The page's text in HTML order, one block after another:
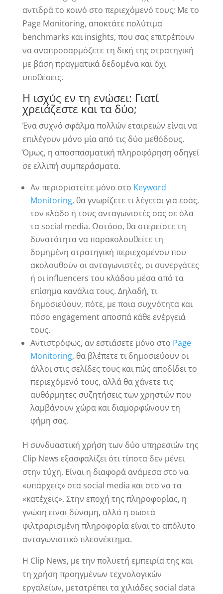
αντιδρά το κοινό στο περιεχόμενό τους; Με το
Page Monitoring, αποκτάτε πολύτιμα
benchmarks και insights, που σας επιτρέπουν
να αναπροσαρμόζετε τη δική της στρατηγική
με βάση πραγματικά δεδομένα και όχι
υποθέσεις.
Η ισχύς εν τη ενώσει: Γιατί
χρειάζεστε και τα δύο;
Ένα συχνό σφάλμα πολλών εταιρειών είναι να
επιλέγουν μόνο μία από τις δύο μεθόδους.
Όμως, η αποσπασματική πληροφόρηση οδηγεί
σε ελλιπή συμπεράσματα.
Αν περιοριστείτε μόνο στο Keyword
Monitoring, θα γνωρίζετε τι λέγεται για εσάς,
τον κλάδο ή τους ανταγωνιστές σας σε όλα
τα social media. Ωστόσο, θα στερείστε τη
δυνατότητα να παρακολουθείτε τη
δομημένη στρατηγική περιεχομένου που
ακολουθούν οι ανταγωνιστές, οι συνεργάτες
ή οι influencers του κλάδου μέσα από τα
επίσημα κανάλια τους. Δηλαδή, τι
δημοσιεύουν, πότε, με ποια συχνότητα και
πόσο engagement αποσπά κάθε ενέργειά
τους.
Αντιστρόφως, αν εστιάσετε μόνο στο Page
Monitoring, θα βλέπετε τι δημοσιεύουν οι
άλλοι στις σελίδες τους και πώς αποδίδει το
περιεχόμενό τους, αλλά θα χάνετε τις
αυθόρμητες συζητήσεις των χρηστών που
λαμβάνουν χώρα και διαμορφώνουν τη
φήμη σας.
Η συνδυαστική χρήση των δύο υπηρεσιών της
Clip News εξασφαλίζει ότι τίποτα δεν μένει
στην τύχη. Είναι η διαφορά ανάμεσα στο να
«υπάρχεις» στα social media και στο να τα
«κατέχεις». Στην εποχή της πληροφορίας, η
γνώση είναι δύναμη, αλλά η σωστά
φιλτραρισμένη πληροφορία είναι το απόλυτο
ανταγωνιστικό πλεονέκτημα.
Η Clip News, με την πολυετή εμπειρία της και
τη χρήση προηγμένων τεχνολογικών
εργαλείων, μετατρέπει τα χιλιάδες social data